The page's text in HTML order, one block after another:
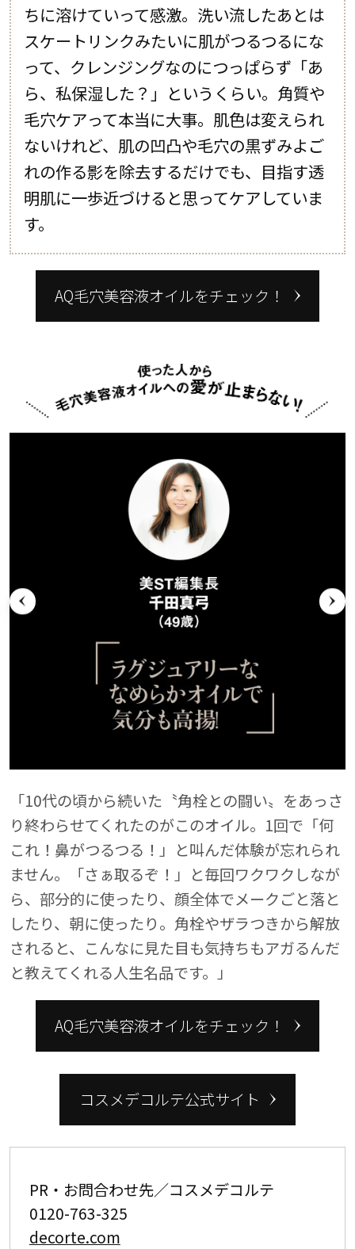
ちに溶けていって感激。洗い流したあとは
スケートリンクみたいに肌がつるつるにな
って、クレンジングなのにつっぱらず「あ
ら、私保湿した？」というくらい。角質や
毛穴ケアって本当に大事。肌色は変えられ
ないけれど、肌の凹凸や毛穴の黒ずみよご
れの作る影を除去するだけでも、目指す透
明肌に一歩近づけると思ってケアしていま
す。
AQ毛穴美容液オイルをチェック！
「10代の頃から続いた〝角栓との闘い〟をあっさ
り終わらせてくれたのがこのオイル。1回で「何
これ！鼻がつるつる！」と叫んだ体験が忘れられ
ません。「さぁ取るぞ！」と毎回ワクワクしなが
ら、部分的に使ったり、顔全体でメークごと落と
したり、朝に使ったり。角栓やザラつきから解放
されると、こんなに見た目も気持ちもアガるんだ
と教えてくれる人生名品です。」
AQ毛穴美容液オイルをチェック！
コスメデコルテ公式サイト
PR・お問合わせ先／コスメデコルテ
0120-763-325
decorte.com